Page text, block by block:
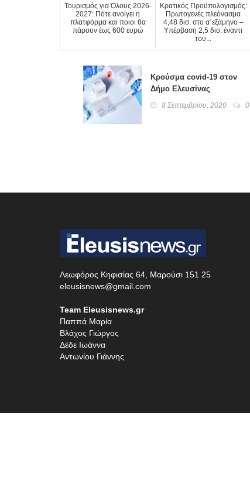
Τουρισμός για Όλους 2026-
2027: Πότε ανοίγει η
πλατφόρμα και ποιοι θα
πάρουν έως 600 ευρώ
Κρατικός Προϋπολογισμός:
Πρωτογενές πλεόνασμα
4,48 δισ. στο α΄εξάμηνο –
Υπέρβαση 2,5 δισ. έναντι
του...
Κρούσμα covid-19 στον
Δήμο Ελευσίνας
8 Σεπτεμβρίου, 2020 0
Λεωφόρος Κηφισίας 64, Μαρούσι 151 25
eleusisnews@gmail.com
Team Eleusisnews.gr
Παππά Μαρία
Βλάχος Γιώργος
Δέδε Ιωάννα
Αντωνίου Γιάννης